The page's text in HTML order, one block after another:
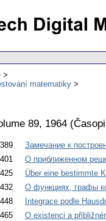
matematiky
89, 1964 (
Замечание к
О приближенном
Über eine bestimmte
О функциях, графы
Integrace podle
O existenci a